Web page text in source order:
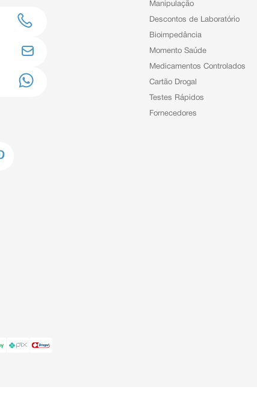
Manipulação
Descontos de Laboratório
Bioimpedância
Momento Saúde
Medicamentos Controlados
Cartão Drogal
Testes Rápidos
Fornecedores